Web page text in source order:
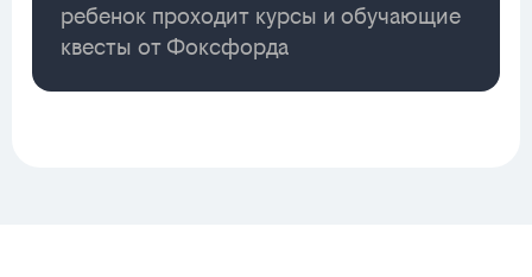
ребенок проходит курсы и обучающие
квесты от Фоксфорда